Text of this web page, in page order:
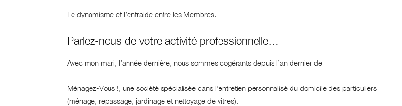
Le dynamisme et l’entraide entre les Membres.
Parlez-nous de votre activité professionnelle…
Avec mon mari, l’année dernière, nous sommes cogérants depuis l’an dernier de
Ménagez-Vous !, une société spécialisée dans l’entretien personnalisé du domicile des particuliers
(ménage, repassage, jardinage et nettoyage de vitres).